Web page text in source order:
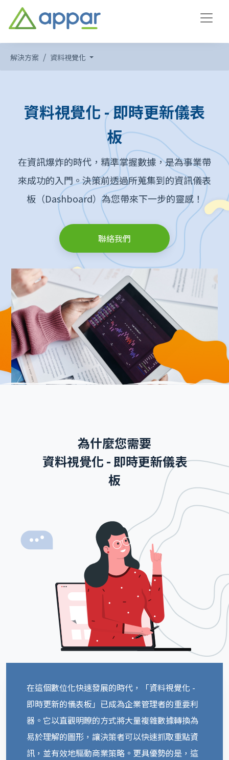
解決方案 資料視覺化
資料視覺化 - 即時更新儀表
板
在資訊爆炸的時代，精準掌握數據，是為事業帶
來成功的入門。決策前透過所蒐集到的資訊儀表
板（Dashboard）為您帶來下一步的靈感！
聯絡我們
為什麼您需要
資料視覺化 - 即時更新儀表
板
在這個數位化快速發展的時代，「資料視覺化 -
即時更新的儀表板」已成為企業管理者的重要利
器。它以直觀明瞭的方式將大量複雜數據轉換為
易於理解的圖形，讓決策者可以快速抓取重點資
訊，並有效地驅動商業策略。更具優勢的是，這